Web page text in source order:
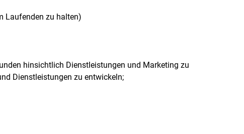
Laufenden zu halten)
hinsichtlich Dienstleistungen und Marketing zu
Dienstleistungen zu entwickeln;